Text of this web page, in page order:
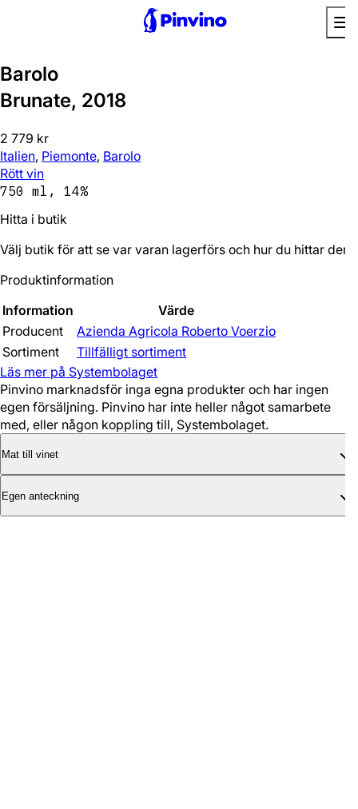
Barolo
Brunate, 2018
2 779 kr
Italien, Piemonte, Barolo
Rött vin
750 ml, 14%
Hitta i butik
Välj butik för att se var varan lagerförs och hur du hittar den.
Produktinformation
Information
Värde
Producent
Azienda Agricola Roberto Voerzio
Sortiment
Tillfälligt sortiment
Läs mer på Systembolaget
Pinvino marknadsför inga egna produkter och har ingen
egen försäljning. Pinvino har inte heller något samarbete
med, eller någon koppling till, Systembolaget.
Mat till vinet
Egen anteckning